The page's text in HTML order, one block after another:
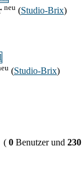
neu (Studio-Brix)
(Studio-Brix)
0 Benutzer und 230